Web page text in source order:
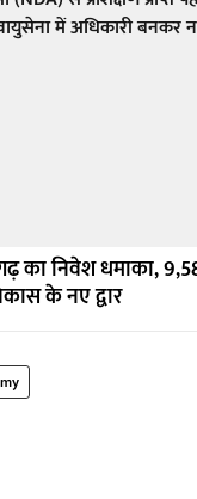
का निवेश धमाका,
के नए द्वार